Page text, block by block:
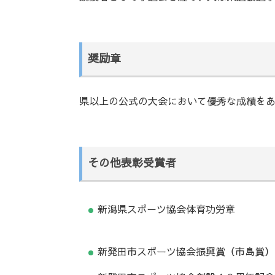
奨励章
県以上の公式の大会において優秀な成績を
その他表彰受賞者
新潟県スポーツ協会体育功労章
新発田市スポーツ協会振興賞（市島賞）